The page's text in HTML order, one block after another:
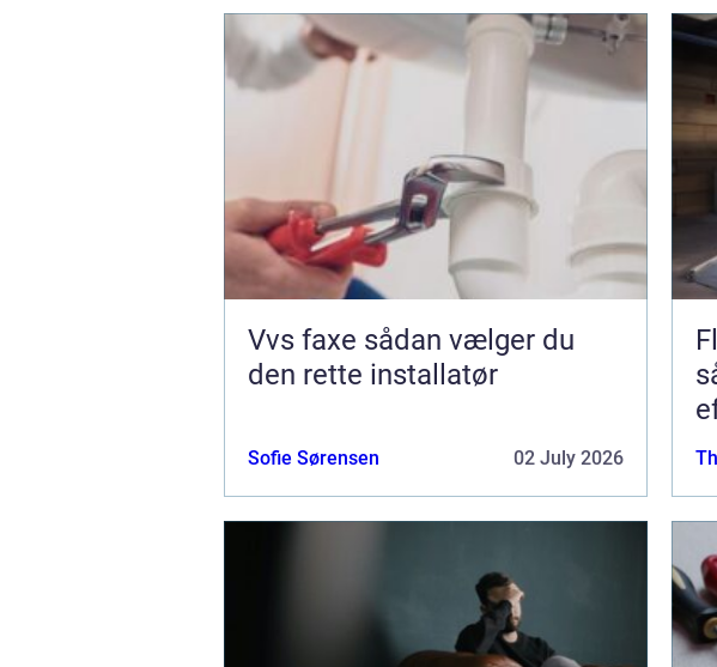
Vvs faxe sådan vælger du
den rette installatør
Sofie Sørensen 02 July 2026